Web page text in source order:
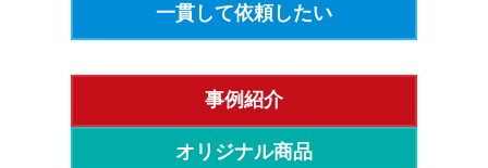
一貫して依頼したい
事例紹介
オリジナル商品